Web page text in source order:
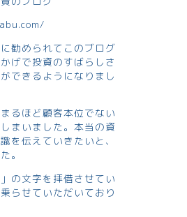
勧められてこのブログ
げで投資のすばらしさ
できるようになりまし
るほど顧客本位でない
まいました。本当の資
を伝えていきたいと、
。
の文字を拝借させてい
らせていただいており